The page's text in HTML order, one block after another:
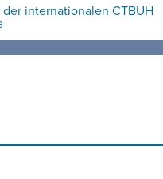
internationalen CTBUH